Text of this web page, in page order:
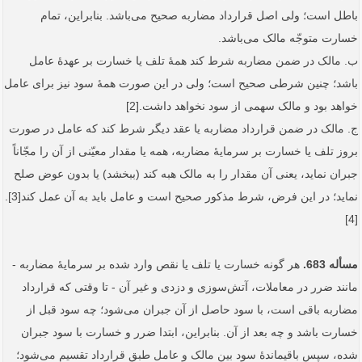
باطل است؛ ولی اصل قرارداد مضاربه صحیح می‌باشد. بنابراین، تمام
خسارت متوجّه مالک می‌باشد.
ب. مالک در ضمن مضاربه شرط کند همۀ تلف یا خسارت بر عهدۀ عامل
باشد؛ چنین شرطی صحیح است؛ ولی در این صورت همۀ سود نیز برای عامل
خواهد بود و مالک سهمی از سود نخواهد داشت.[2]
ج. مالک در ضمن قرارداد مضاربه یا عقد دیگر شرط کند که عامل در صورت
بروز تلف یا خسارت بر سرمایۀ مضاربه، همه یا مقدار معیّنی از آن را مجّاناً
جبران نماید، یعنی آن مقدار را به مالک هبه کند (ببخشد) یا بدون عوض صلح
نماید؛ در این فرض، شرط مذکور صحیح است و عامل باید به آن عمل کند[3].
[4]
مسأله 683.
هر گونه خسارت یا تلف یا نقص وارد شده بر سرمایۀ مضاربه -
مانند ضرر در معاملات، آتش‌سوزی و دزدی و غیر آن - تا وقتی که قرارداد
مضاربه باقی است، با سود حاصل از آن جبران می‌شود؛ چه سود قبل از
خسارت باشد و چه بعد از آن. بنابراین، ابتدا ضرر و خسارت با سود جبران
شده، سپس باقیماندۀ سود بین مالک و عامل طبق قرارداد تقسیم می‌شود؛